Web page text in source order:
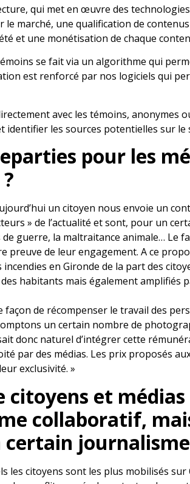
qui met en œuvre des
marché, une qualification de
et une monétisation de chaque
se fait via un algorithme qui
est renforcé par nos logiciels qui
avec les témoins,
les sources potentielles sur le
pour les
un citoyen nous envoie un
» de l’actualité et sont, pour un
de guerre, la maltraitance animale…
preuve de leur engagement. A ce
en Gironde de la part des
habitants mais également amplifiés
de récompenser le travail des
un certain nombre de
donc naturel d’intégrer cette
par des médias. Les prix proposés
exclusivité. »
citoyens et
collaboratif,
certain
les citoyens sont les plus mobilisés